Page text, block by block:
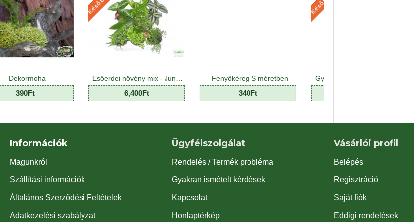
Esőerdei növény mix - Jungle Plant Mix (8 O) Fenyőkéreg S méretben Gyermekeknek növény Mix - Kids plant Mix (8 O)
Információk
Magunkról
Szállítási információk
Általános Szerződési Feltételek
Adatkezelési szabályzat
Ügyfélszolgálat
Rendelés / Termék probléma
Gyakran ismételt kérdések
Kapcsolat
Honlaptérkép
Vásárlói profil
Belépés
Regisztráció
Saját fiók
Eddigi rendelések